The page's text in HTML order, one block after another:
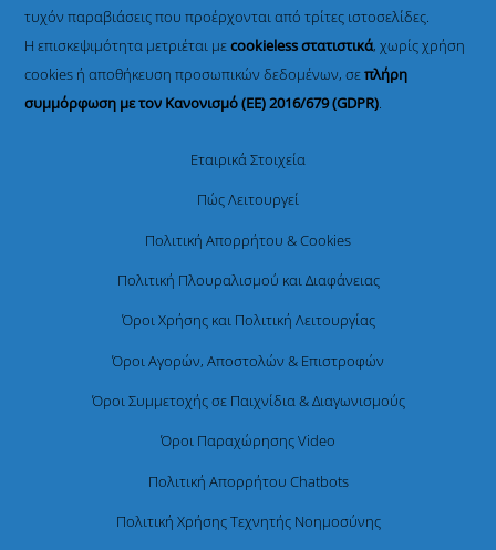
τυχόν παραβιάσεις που προέρχονται από τρίτες ιστοσελίδες.
Η επισκεψιμότητα μετριέται μεcookieless στατιστικά, χωρίς χρήση
cookies ή αποθήκευση προσωπικών δεδομένων, σεπλήρη
συμμόρφωση με τον Κανονισμό (ΕΕ) 2016/679 (GDPR).
Εταιρικά Στοιχεία
Πώς Λειτουργεί
Πολιτική Απορρήτου & Cookies
Πολιτική Πλουραλισμού και Διαφάνειας
Όροι Χρήσης και Πολιτική Λειτουργίας
Όροι Αγορών, Αποστολών & Επιστροφών
Όροι Συμμετοχής σε Παιχνίδια & Διαγωνισμούς
Όροι Παραχώρησης Video
Πολιτική Απορρήτου Chatbots
Πολιτική Χρήσης Τεχνητής Νοημοσύνης